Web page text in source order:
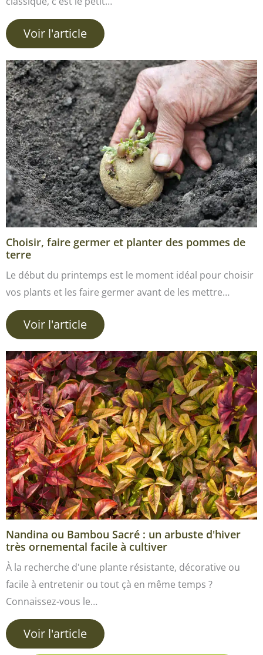
Voir l'article
Choisir, faire germer et planter des pommes de
terre
Le début du printemps est le moment idéal pour choisir
vos plants et les faire germer avant de les mettre…
Voir l'article
Nandina ou Bambou Sacré : un arbuste d'hiver
très ornemental facile à cultiver
À la recherche d'une plante résistante, décorative ou
facile à entretenir ou tout çà en même temps ?
Connaissez-vous le…
Voir l'article